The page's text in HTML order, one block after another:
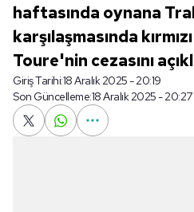
haftasında oynana
karşılaşmasında
Toure'nin cezasını
Giriş Tarihi:18 Aralık 2025 - 20:19
Son Güncelleme:18 Aralık 2025 - 20:27